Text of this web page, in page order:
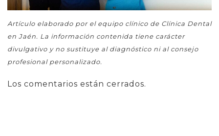
Artículo elaborado por el equipo clínico de Clínica Dental
en Jaén. La información contenida tiene carácter
divulgativo y no sustituye al diagnóstico ni al consejo
profesional personalizado.
Los comentarios están cerrados.